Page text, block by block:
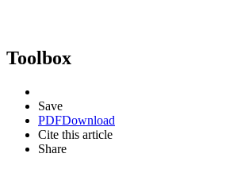
Toolbox
Save
PDFDownload
Cite this article
Share